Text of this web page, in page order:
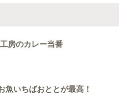
房のカレー当番
魚いちばおととが最高！